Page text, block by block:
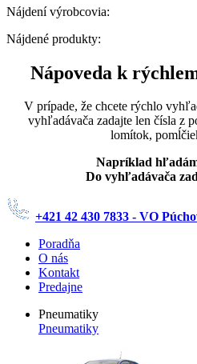
Nájdení výrobcovia:
Nájdené produkty:
Nápoveda k
V prípade, že chcete rýchlo
vyhľadávača zadajte len čísla z
lomítok,
Napríklad
Do vyhľadávača
+421 42 430 7833 - VO
Poradňa
O nás
Kontakt
Predajne
Pneumatiky
Pneumatiky